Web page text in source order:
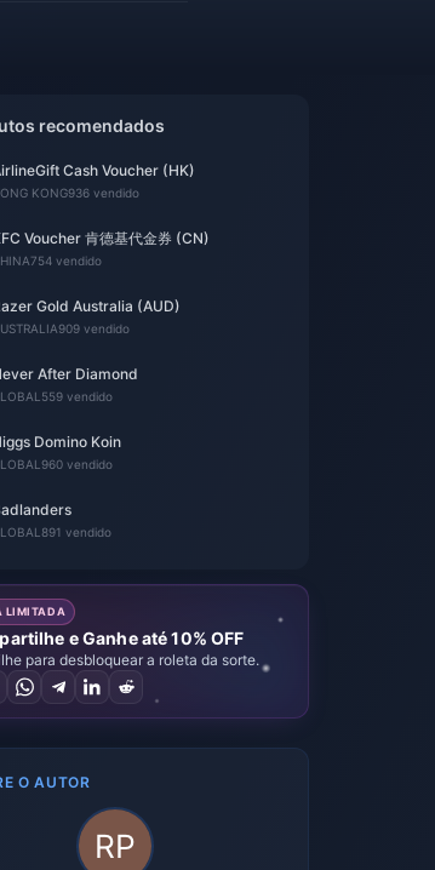
recomendados
Cash Voucher (HK)
KONG936 vendido
Voucher 肯德基代金券 (CN)
754 vendido
Gold Australia (AUD)
909 vendido
After Diamond
559 vendido
Domino Koin
960 vendido
891 vendido
LIMITADA
e Ganhe até 10% OFF
para desbloquear a roleta da sorte.
O AUTOR